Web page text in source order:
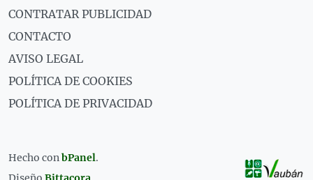
CONTRATAR PUBLICIDAD
CONTACTO
AVISO LEGAL
POLÍTICA DE COOKIES
POLÍTICA DE PRIVACIDAD
Hecho conbPanel.